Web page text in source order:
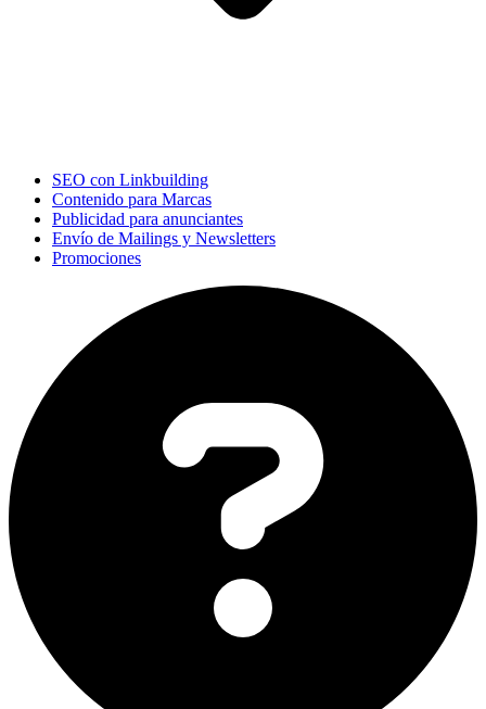
SEO con Linkbuilding
Contenido para Marcas
Publicidad para anunciantes
Envío de Mailings y Newsletters
Promociones